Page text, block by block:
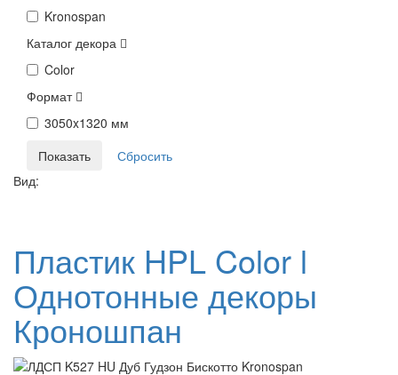
Kronospan
Каталог декора
Color
Формат
3050x1320 мм
Вид:
Пластик HPL Color l
Однотонные декоры
Кроношпан